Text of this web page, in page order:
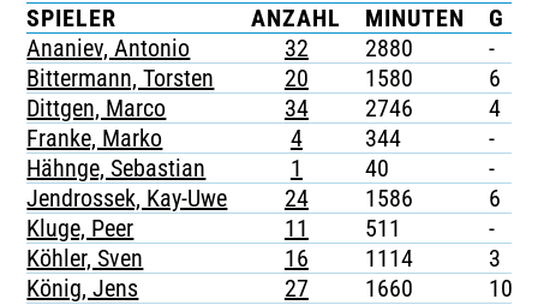
TICKETING
SPIELER
ANZAHL MINUTEN G
Ananiev, Antonio
32 2880 -
Bittermann, Torsten
20 1580 6
Dittgen, Marco
34 2746 4
Franke, Marko
4 344 -
Hähnge, Sebastian
1 40 -
Jendrossek, Kay-Uwe
24 1586 6
Kluge, Peer
11 511 -
Köhler, Sven
16 1114 3
König, Jens
27 1660 10